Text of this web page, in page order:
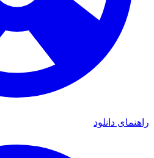
راهنمای دانلود